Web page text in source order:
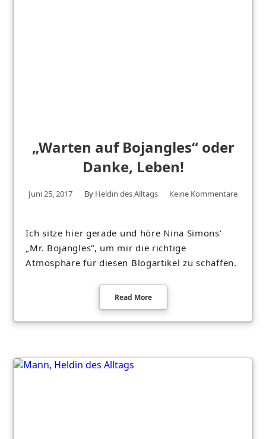
„Warten auf Bojangles“ oder
Danke, Leben!
Juni 25, 2017 By Heldin des Alltags Keine Kommentare
Ich sitze hier gerade und höre Nina Simons‘
„Mr. Bojangles“, um mir die richtige
Atmosphäre für diesen Blogartikel zu schaffen.
Read More